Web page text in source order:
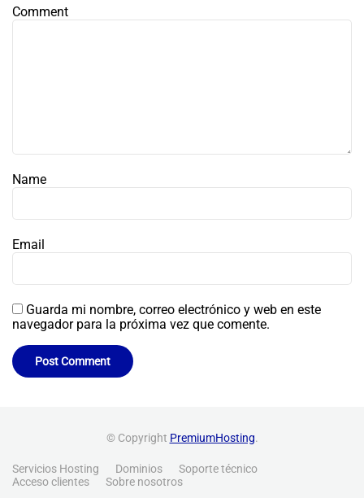
Comment
Name
Email
Guarda mi nombre, correo electrónico y web en este
navegador para la próxima vez que comente.
© Copyright PremiumHosting.
Servicios Hosting Dominios
Soporte técnico
Acceso clientes
Sobre nosotros